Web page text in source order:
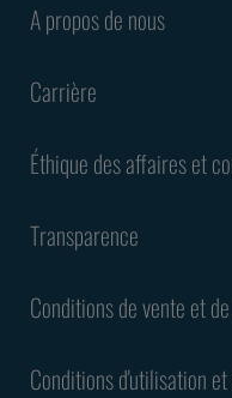
A propos de nous
Carrière
Éthique des affaires et
Transparence
Conditions de vente et
Conditions d'utilisation